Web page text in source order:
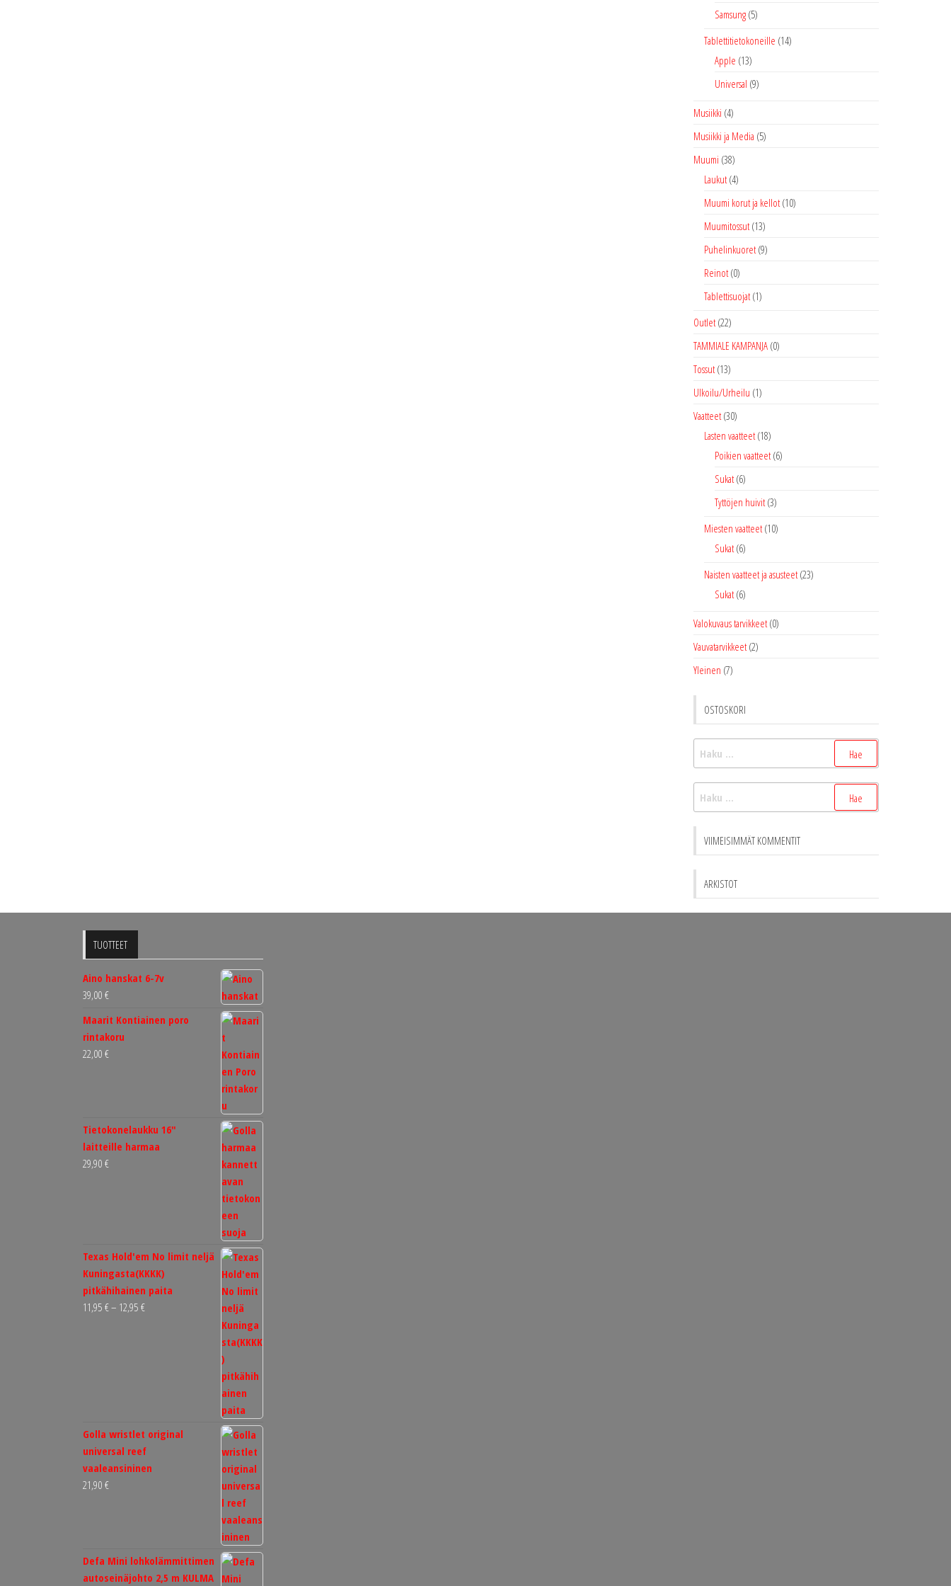
Samsung (5)
Tablettitietokoneille (14)
Apple (13)
Universal (9)
Musiikki (4)
Musiikki ja Media (5)
Muumi (38)
Laukut (4)
Muumi korut ja kellot (10)
Muumitossut (13)
Puhelinkuoret (9)
Reinot (0)
Tablettisuojat (1)
Outlet (22)
TAMMIALE KAMPANJA (0)
Tossut (13)
Ulkoilu/Urheilu (1)
Vaatteet (30)
Lasten vaatteet (18)
Poikien vaatteet (6)
Sukat (6)
Tyttöjen huivit (3)
Miesten vaatteet (10)
Sukat (6)
Naisten vaatteet ja asusteet (23)
Sukat (6)
Valokuvaus tarvikkeet (0)
Vauvatarvikkeet (2)
Yleinen (7)
OSTOSKORI
Haku:
Haku:
VIIMEISIMMÄT KOMMENTIT
ARKISTOT
TUOTTEET
Aino hanskat 6-7v
39,00 €
Maarit Kontiainen poro
rintakoru
22,00 €
Tietokonelaukku 16"
laitteille harmaa
29,90 €
Texas Hold'em No limit neljä
Kuningasta(KKKK)
pitkähihainen paita
11,95 €– 12,95 €Hintaluokka:
Golla wristlet original
universal reef
vaaleansininen
21,90 €
Defa Mini lohkolämmittimen
autoseinäjohto 2,5 m KULMA